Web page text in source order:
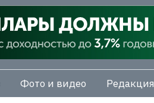
Фото и видео Редакция